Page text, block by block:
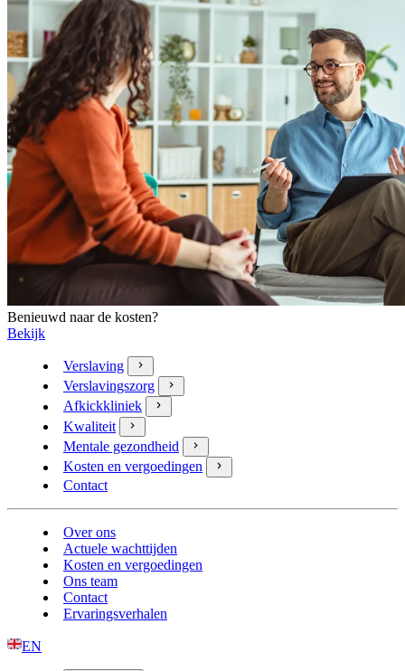
Benieuwd naar de kosten?
Bekijk
Verslaving
Verslavingszorg
Afkickkliniek
Kwaliteit
Mentale gezondheid
Kosten en vergoedingen
Contact
Over ons
Actuele wachttijden
Kosten en vergoedingen
Ons team
Contact
Ervaringsverhalen
EN